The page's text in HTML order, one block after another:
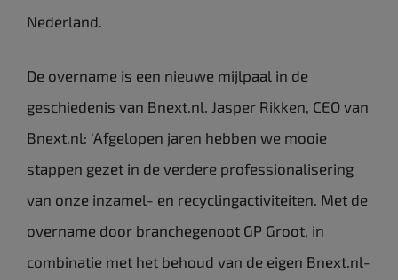
Nederland.
De overname is een nieuwe mijlpaal in de
geschiedenis van Bnext.nl. Jasper Rikken, CEO van
Bnext.nl: ‘Afgelopen jaren hebben we mooie
stappen gezet in de verdere professionalisering
van onze inzamel- en recyclingactiviteiten. Met de
overname door branchegenoot GP Groot, in
combinatie met het behoud van de eigen Bnext.nl-